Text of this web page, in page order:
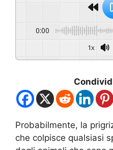
0:00
1x
Probabilmente, la
che colpisce qualsiasi